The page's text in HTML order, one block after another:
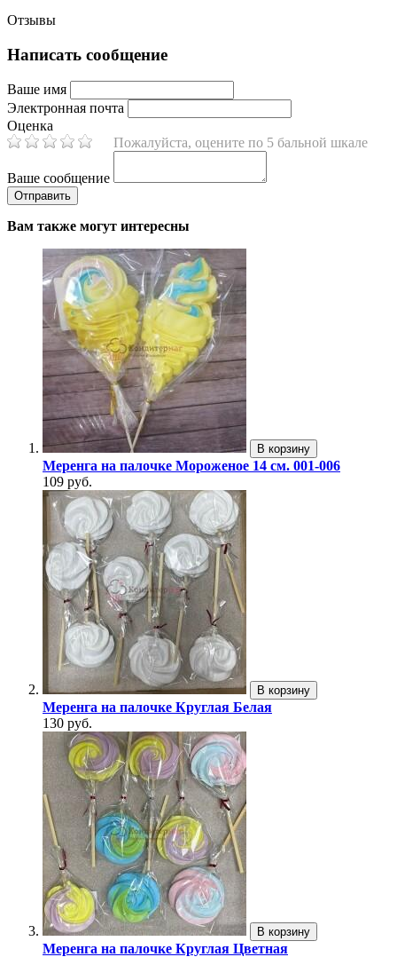
Отзывы
Написать сообщение
Ваше имя
Электронная почта
Оценка
Пожалуйста, оцените по 5 бальной шкале
Ваше сообщение
Вам также могут интересны
В корзину
Меренга на палочке Мороженое 14 см. 001-006
109 руб.
В корзину
Меренга на палочке Круглая Белая
130 руб.
В корзину
Меренга на палочке Круглая Цветная